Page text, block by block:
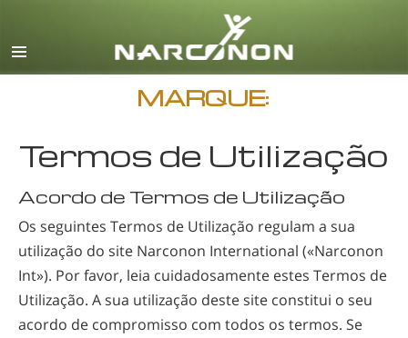
Inglês
Dinamarquês
Alemão
Espanhol
Francês
Hebreu
Húngaro
Italiano
Japonês
MARQUE:
Termos de Utilização
Acordo de Termos de Utilização
Os seguintes Termos de Utilização regulam a sua
utilização do site Narconon International («Narconon
Int»). Por favor, leia cuidadosamente estes Termos de
Utilização. A sua utilização deste site constitui o seu
acordo de compromisso com todos os termos. Se